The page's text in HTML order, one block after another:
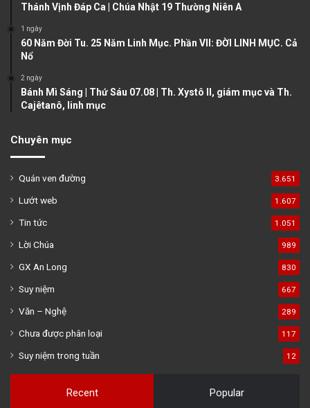
Thánh Vịnh Đáp Ca | Chúa Nhật 19 Thường Niên A
1 ngày
60 Năm Đời Tu. 25 Năm Linh Mục. Phần VII: ĐỜI LINH MỤC. Cả
Nổ
2 ngày
Bánh Mì Sáng | Thứ Sáu 07.08 | Th. Xystô II, giám mục và Th.
Cajêtanô, linh mục
Chuyên mục
Quán ven đường 3.651
Lướt web 1.607
Tin tức 1.051
Lời Chúa 989
GX An Long 830
Suy niệm 667
Văn – Nghệ 289
Chưa được phân loại 117
Suy niệm trong tuần 12
Recent Popular